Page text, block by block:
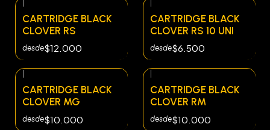
CARTRIDGE BLACK
CLOVER RS
desde$12.000
CARTRIDGE BLACK
CLOVER RS 10 UNI
desde$6.500
CARTRIDGE BLACK
CLOVER MG
desde$10.000
CARTRIDGE BLACK
CLOVER RM
desde$10.000